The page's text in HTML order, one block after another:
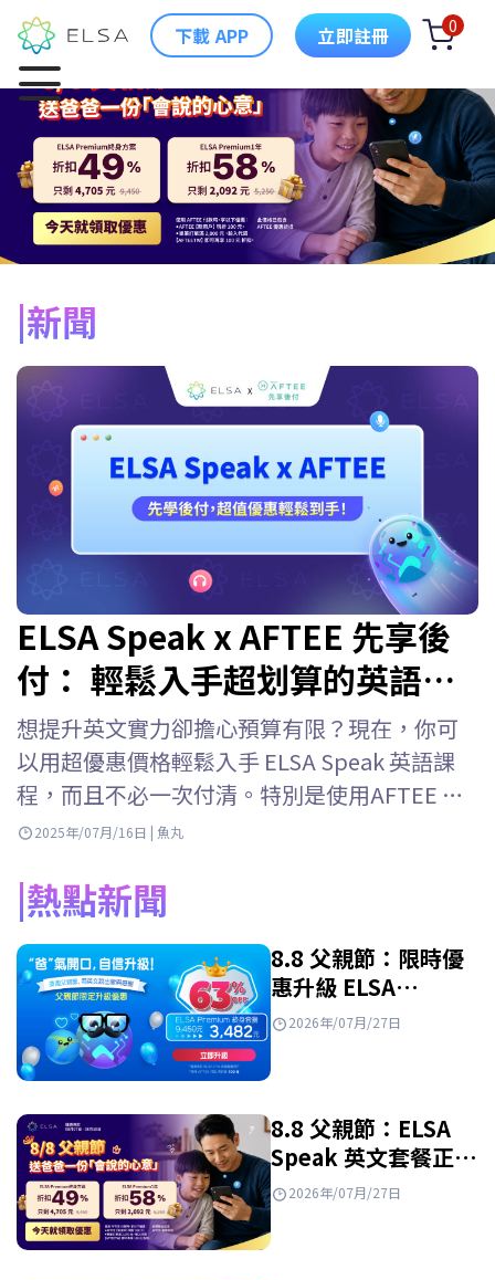
下載 APP 立即註冊 0
新聞
ELSA Speak x AFTEE 先享後
付： 輕鬆入手超划算的英語課
程！
想提升英文實力卻擔心預算有限？現在，你可
以用超優惠價格輕鬆入手 ELSA Speak 英語課
程，而且不必一次付清。特別是使用AFTEE 先
享後結帳的新用戶，購買 ELSA Speak 課程時還
直接使用 AFTEE 先享後付最便利！ 專屬優惠：
活動一：AFTEE…
2025年/07月/16日 | 魚丸
熱點新聞
8.8 父親節：限時優
惠升級 ELSA
Premium 終身套
2026年/07月/27日
8.8 父親節：ELSA
Speak 英文套餐正特
惠出售
2026年/07月/27日